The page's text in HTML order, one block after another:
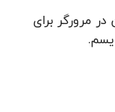
مرورگر برای